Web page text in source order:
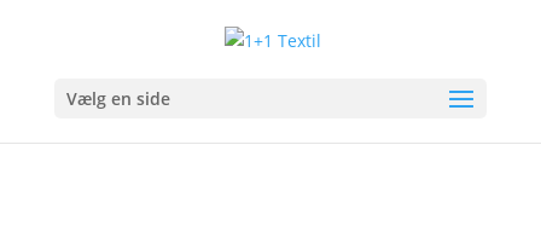
Vælg en side